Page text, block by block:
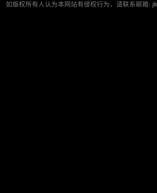
如版权所有人认为本网站有侵权行为，请联系邮箱: